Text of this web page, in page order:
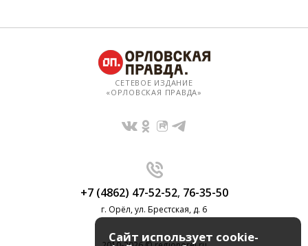
СЕТЕВОЕ ИЗДАНИЕ
«ОРЛОВСКАЯ ПРАВДА»
+7 (4862) 47-52-52, 76-35-50
г. Орёл, ул. Брестская, д. 6
Сайт использует cookie-